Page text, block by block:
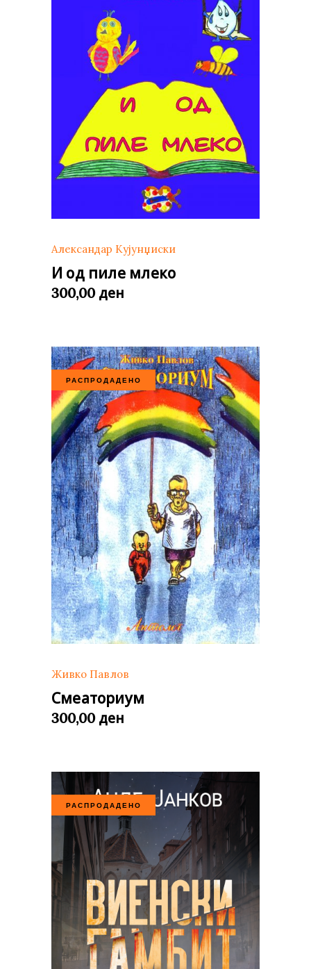
Александар Кујунџиски
И од пиле млеко
300,00 ден
РАСПРОДАДЕНО
Живко Павлов
Смеаториум
300,00 ден
РАСПРОДАДЕНО